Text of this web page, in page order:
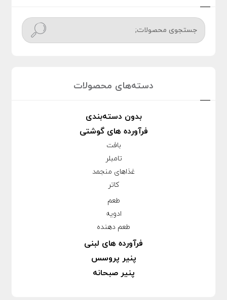
جستج
و
دسته‌های محصولات
بدون دسته‌بندی
فرآورده های گوشتی
بافت
تامبلر
غذاهای منجمد
کاتر
طعم
ادویه
طعم دهنده
فرآورده های لبنی
پنیر پروسس
پنیر صبحانه